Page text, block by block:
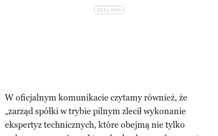
W oficjalnym komunikacie czytamy również, że
„zarząd spółki w trybie pilnym zlecił wykonanie
ekspertyz technicznych, które obejmą nie tylko